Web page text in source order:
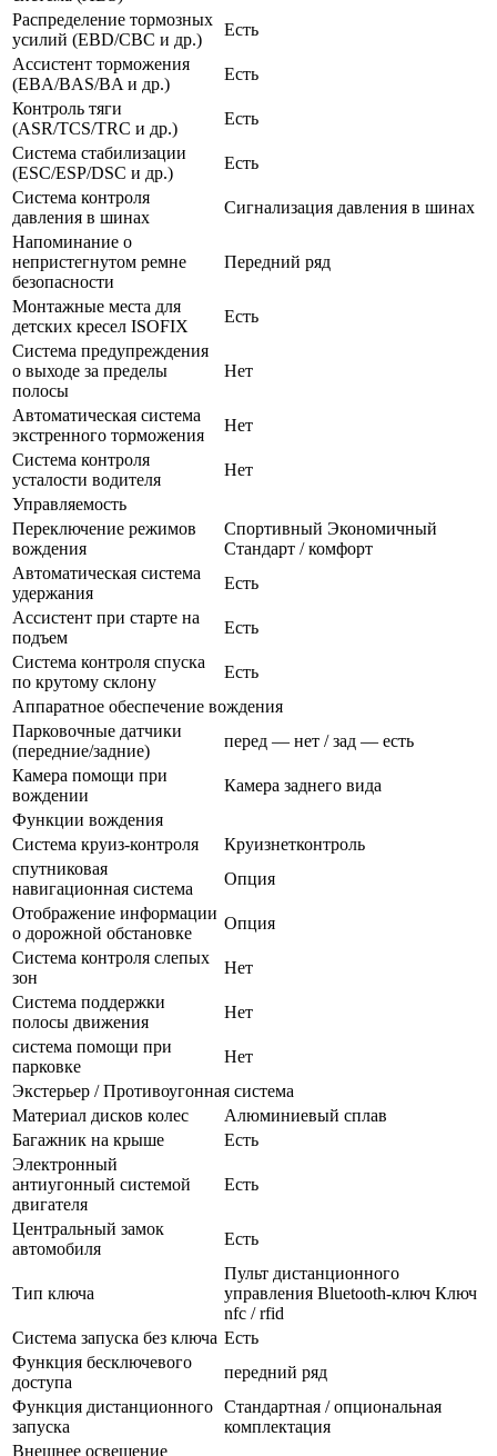
Распределение тормозных
усилий (EBD/CBC и др.)
Есть
Ассистент торможения
(EBA/BAS/BA и др.)
Есть
Контроль тяги
(ASR/TCS/TRC и др.)
Есть
Система стабилизации
(ESC/ESP/DSC и др.)
Есть
Система контроля
давления в шинах
Сигнализация давления в шинах
Напоминание о
непристегнутом ремне
безопасности
Передний ряд
Монтажные места для
детских кресел ISOFIX
Есть
Система предупреждения
о выходе за пределы
полосы
Нет
Автоматическая система
экстренного торможения
Нет
Система контроля
усталости водителя
Нет
Управляемость
Переключение режимов
вождения
Спортивный Экономичный
Стандарт / комфорт
Автоматическая система
удержания
Есть
Ассистент при старте на
подъем
Есть
Система контроля спуска
по крутому склону
Есть
Аппаратное обеспечение вождения
Парковочные датчики
(передние/задние)
перед — нет / зад — есть
Камера помощи при
вождении
Камера заднего вида
Функции вождения
Система круиз-контроля
Круизнетконтроль
спутниковая
навигационная система
Опция
Отображение информации
о дорожной обстановке
Опция
Система контроля слепых
зон
Нет
Система поддержки
полосы движения
Нет
система помощи при
парковке
Нет
Экстерьер / Противоугонная система
Материал дисков колес
Алюминиевый сплав
Багажник на крыше
Есть
Электронный
антиугонный системой
двигателя
Есть
Центральный замок
автомобиля
Есть
Тип ключа
Пульт дистанционного
управления Bluetooth-ключ Ключ
nfc / rfid
Система запуска без ключа Есть
Функция бесключевого
доступа
передний ряд
Функция дистанционного
запуска
Стандартная / опциональная
комплектация
Внешнее освещение